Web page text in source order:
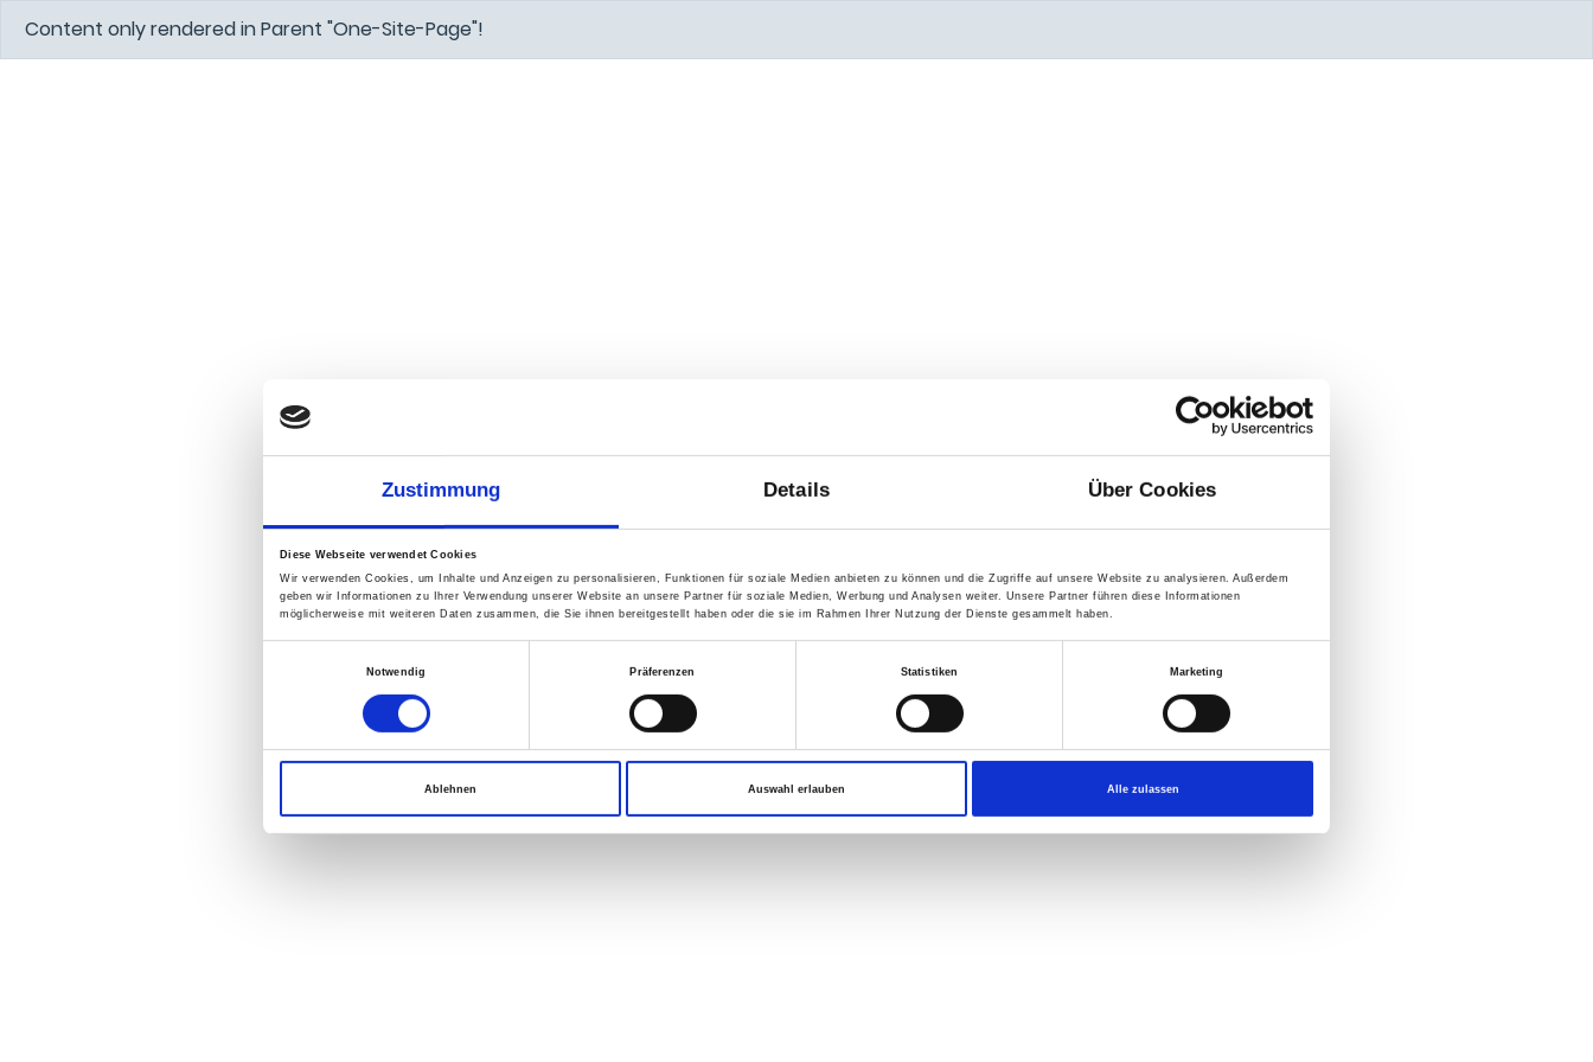
Zustimmung Details Über Cookies
Diese Webseite verwendet Cookies
Wir verwenden Cookies, um Inhalte und Anzeigen zu personalisieren, Funktionen für soziale Medien anbieten zu können und die Zugriffe auf unsere Website zu analysieren. Außerdem
geben wir Informationen zu Ihrer Verwendung unserer Website an unsere Partner für soziale Medien, Werbung und Analysen weiter. Unsere Partner führen diese Informationen
möglicherweise mit weiteren Daten zusammen, die Sie ihnen bereitgestellt haben oder die sie im Rahmen Ihrer Nutzung der Dienste gesammelt haben.
Notwendig
Präferenzen Statistiken Marketing
Ablehnen Auswahl erlauben Alle zulassen
Content only rendered in Parent "One-Site-Page"!